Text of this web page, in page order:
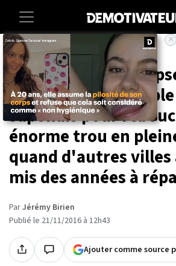
Accueil Societe
Cette vidéo time-
l'efficacité incroyable
Japonais pour
énorme trou en
quand d'autres
mis des années à
ParJérémy Birien
Publié le 21/11/2016 à 12h43
Ajouter comme source
×